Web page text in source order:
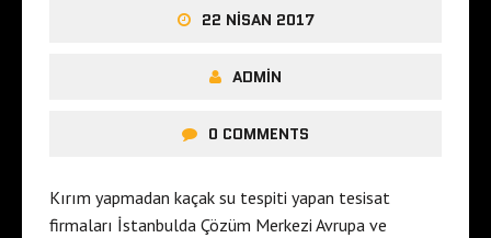
22 NISAN 2017
ADMIN
0 COMMENTS
Kırım yapmadan kaçak su tespiti yapan tesisat
firmaları İstanbulda Çözüm Merkezi Avrupa ve